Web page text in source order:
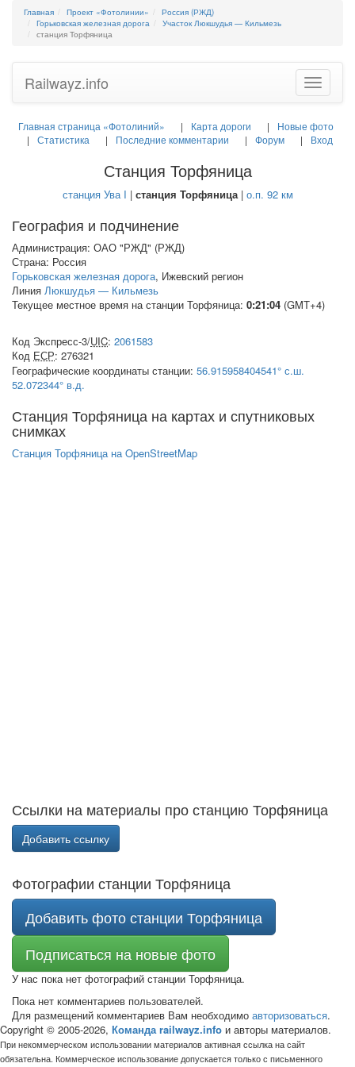
Главная Проект «Фотолинии»
Россия (РЖД)
Горьковская железная дорога
Участок Люкшудья — Кильмезь
станция Торфяница
Toggle
Railwayz.info
Главная страница «Фотолиний» Карта дороги
Новые фото
Статистика
Последние комментарии Форум Вход
Станция Торфяница
станция Ува I | станция Торфяница| о.п. 92 км
География и подчинение
Администрация: ОАО "РЖД" (РЖД)
Страна: Россия
Горьковская железная дорога, Ижевский регион
Линия Люкшудья — Кильмезь
Текущее местное время на станции Торфяница: 0:21:04 (GMT+4)
Код Экспресс-3/UIC: 2061583
Код ЕСР: 276321
Географические координаты станции: 56.915958404541° с.ш.
52.072344° в.д.
Станция Торфяница на картах и спутниковых
снимках
Станция Торфяница на OpenStreetMap
Ссылки на материалы про станцию Торфяница
Добавить ссылку
Фотографии станции Торфяница
Добавить фото станции Торфяница
Подписаться на новые фото
У нас пока нет фотографий станции Торфяница.
Пока нет комментариев пользователей.
Для размещений комментариев Вам необходимо авторизоваться.
Copyright © 2005-2026, Команда railwayz.info и авторы материалов.
При некоммерческом использовании материалов активная ссылка на сайт
обязательна. Коммерческое использование допускается только с письменного